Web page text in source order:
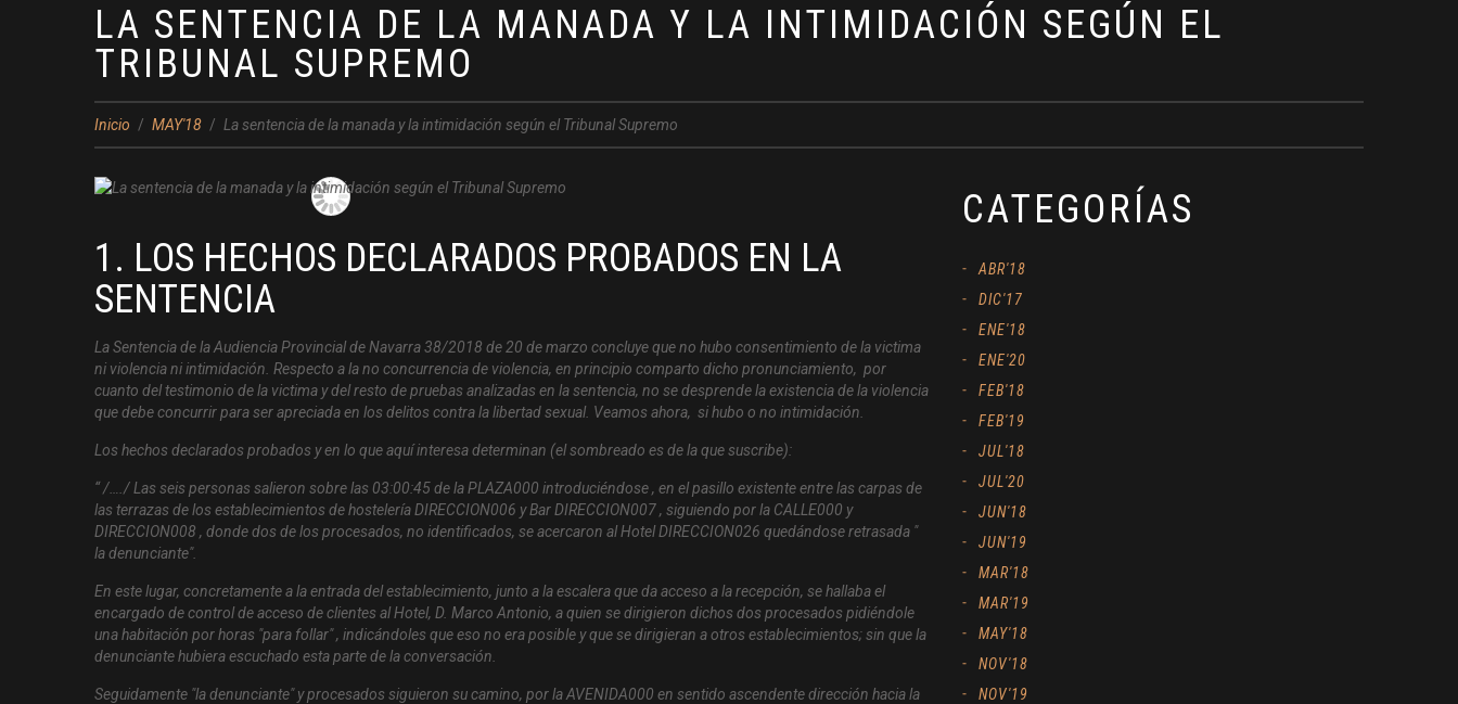
LA SENTENCIA DE LA MANADA Y LA INTIMIDACIÓN SEGÚN EL
TRIBUNAL SUPREMO
Inicio MAY'18 La sentencia de la manada y la intimidación según el Tribunal Supremo
1. LOS HECHOS DECLARADOS PROBADOS EN LA
SENTENCIA
La Sentencia de la Audiencia Provincial de Navarra 38/2018 de 20 de marzo concluye que no hubo consentimiento de la victima
ni violencia ni intimidación. Respecto a la no concurrencia de violencia, en principio comparto dicho pronunciamiento, por
cuanto del testimonio de la victima y del resto de pruebas analizadas en la sentencia, no se desprende la existencia de la violencia
que debe concurrir para ser apreciada en los delitos contra la libertad sexual. Veamos ahora, si hubo o no intimidación.
Los hechos declarados probados y en lo que aquí interesa determinan (el sombreado es de la que suscribe):
“ /…./Las seis personas salieron sobre las 03:00:45 de la PLAZA000 introduciéndose , en el pasillo existente entre las carpas de
las terrazas de los establecimientos de hostelería DIRECCION006 y Bar DIRECCION007 , siguiendo por la CALLE000 y
DIRECCION008 , donde dos de los procesados, no identificados, se acercaron al Hotel DIRECCION026 quedándose retrasada "
la denunciante".
En este lugar, concretamente a la entrada del establecimiento, junto a la escalera que da acceso a la recepción, se hallaba el
encargado de control de acceso de clientes al Hotel, D. Marco Antonio, a quien se dirigieron dichos dos procesados pidiéndole
una habitación por horas "para follar" , indicándoles que eso no era posible y que se dirigieran a otros establecimientos; sin que la
denunciante hubiera escuchado esta parte de la conversación.
Seguidamente "la denunciante" y procesados siguieron su camino, por la AVENIDA000 en sentido ascendente dirección hacia la
CATEGORÍAS
ABR'18
DIC'17
ENE'18
ENE'20
FEB'18
FEB'19
JUL'18
JUL'20
JUN'18
JUN'19
MAR'18
MAR'19
MAY'18
NOV'18
NOV'19